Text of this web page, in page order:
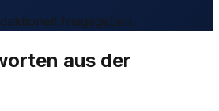
freigegeben.
aus der